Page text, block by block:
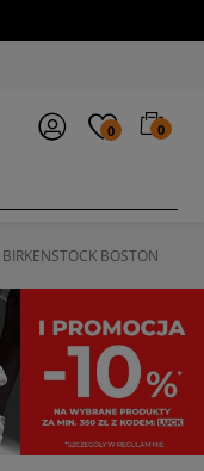
0 0
BIRKENSTOCK BOSTON